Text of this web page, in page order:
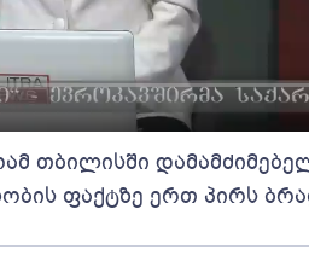
თბილისში
ფაქტზე ერთ პირს